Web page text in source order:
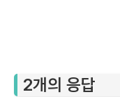
2개의 응답